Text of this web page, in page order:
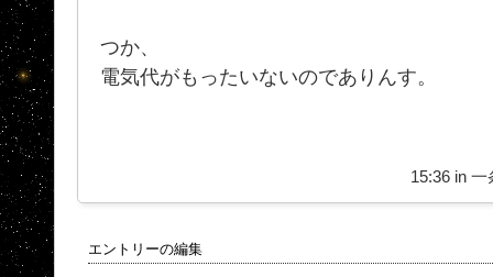
つか、
電気代がもったいないのでありんす。
15:36 in 一
エントリーの編集